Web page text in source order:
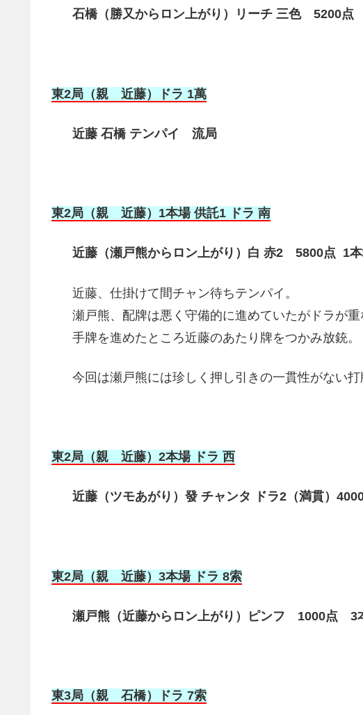
石橋（勝又からロン上がり）リーチ 三色 5200点
東2局（親 近藤）ドラ 1萬
近藤 石橋 テンパイ 流局
東2局（親 近藤）1本場 供託1 ドラ 南
近藤（瀬戸熊からロン上がり）白 赤2 5800点 1
近藤、仕掛けて間チャン待ちテンパイ。
瀬戸熊、配牌は悪く守備的に進めていたがドラが重
手牌を進めたところ近藤のあたり牌をつかみ放銃。
今回は瀬戸熊には珍しく押し引きの一貫性がない打
東2局（親 近藤）2本場 ドラ 西
近藤（ツモあがり）發 チャンタ ドラ2（満貫）
東2局（親 近藤）3本場 ドラ 8索
瀬戸熊（近藤からロン上がり）ピンフ 1000点 3
東3局（親 石橋）ドラ 7索